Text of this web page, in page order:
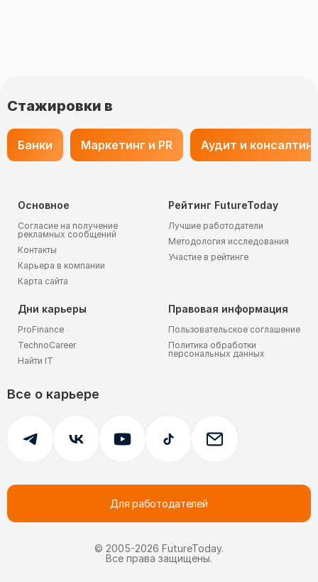
Стажировки в
Банки Маркетинг и PR Аудит и консалтинг
Для работодателей
© 2005-2026 FutureToday.
Все права защищены.
Все о карьере
Основное
Согласие на получение
рекламных сообщений
Контакты
Карьера в компании
Карта сайта
Рейтинг FutureToday
Лучшие работодатели
Методология исследования
Участие в рейтинге
Дни карьеры
ProFinance
TechnoCareer
Найти IT
Правовая информация
Пользовательское соглашение
Политика обработки
персональных данных